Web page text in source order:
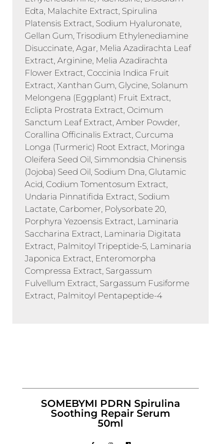
Edta, Malachite Extract, Spirulina
Platensis Extract, Sodium Hyaluronate,
Gellan Gum, Trisodium Ethylenediamine
Disuccinate, Agar, Melia Azadirachta Leaf
Extract, Arginine, Melia Azadirachta
Flower Extract, Coccinia Indica Fruit
Extract, Xanthan Gum, Glycine, Solanum
Melongena (Eggplant) Fruit Extract,
Eclipta Prostrata Extract, Ocimum
Sanctum Leaf Extract, Amber Powder,
Corallina Officinalis Extract, Curcuma
Longa (Turmeric) Root Extract, Moringa
Oleifera Seed Oil, Simmondsia Chinensis
(Jojoba) Seed Oil, Sodium Dna, Glutamic
Acid, Codium Tomentosum Extract,
Undaria Pinnatifida Extract, Sodium
Lactate, Carbomer, Polysorbate 20,
Porphyra Yezoensis Extract, Laminaria
Saccharina Extract, Laminaria Digitata
Extract, Palmitoyl Tripeptide-5, Laminaria
Japonica Extract, Enteromorpha
Compressa Extract, Sargassum
Fulvellum Extract, Sargassum Fusiforme
Extract, Palmitoyl Pentapeptide-4
SOMEBYMI PDRN Spirulina
Soothing Repair Serum
50ml